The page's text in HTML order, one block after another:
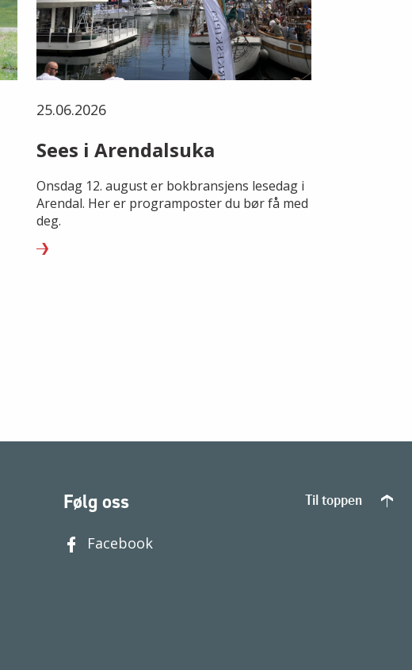
25.06.2026
Sees i Arendalsuka
Onsdag 12. august er bokbransjens lesedag i
Arendal. Her er programposter du bør få med
deg.
Følg oss
Facebook
Til toppen